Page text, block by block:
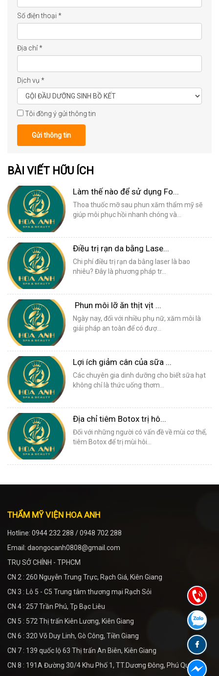
Số điện thoại *
Địa chỉ*
Dịch vụ *
Tôi đồng ý gửi thông tin
Gửi thông tin
BÀI VIẾT HỮU ÍCH
Làm thế nào để sử dụng Fo...
Thoa thuốc mỡ sau phun xăm thẩm mỹ sẽ
giúp môi phục hồi nhanh chóng và...
Điều trị rạn da bằng Lase...
Chi phí điều trị rạn da bằng laser là bao
nhiêu? Đây là phương pháp tr...
Phun môi lỡ ăn thịt vịt ...
Ngày nay, đối với nhiều phụ nữ, xăm môi là
giải pháp an toàn để có đượ...
Lợi ích giảm cân của sữa ...
Các chuyên gia dinh dưỡng cho biết sữa hạt
không chỉ là thức uống thơm...
Địa chỉ tiêm Botox trị hô...
Đối với những người có vấn đề về mùi cơ thể,
tiêm Botox để trị mùi hôi...
THẨM MỸ VIỆN HOA ANH
Hotline: 0944 232 288 / 0948 702 288
Email: daongocanh0808@gmail.com
TRỤ SỞ CHÍNH - TPHCM
CN 2 : 260 Nguyễn Trung Trực, Rạch Giá, Kiên Giang
CN 3 : Lô 5 - C5 Trung tâm thương mại Rạch Sỏi
CN 4 : 257 Trần Phú, Tp Bạc Liêu
CN 5 : 572 Thị trấn Kiên Lương, Kiên Giang
CN 6 : 320 Võ Duy Linh, Gò Công, Tiền Giang
CN 7 : 139 quốc lộ 63 Thị trấn An Biên, Kiên Giang
CN 8 : 191A Đường 30/4 Khu Phố 1, TT.Dương Đông, Phú Quốc